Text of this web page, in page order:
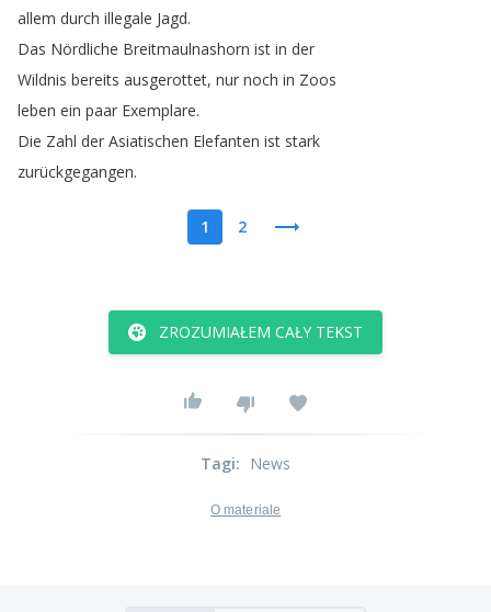
allem durch illegale Jagd.
Das Nördliche Breitmaulnashorn ist in der
Wildnis bereits ausgerottet, nur noch in Zoos
leben ein paar Exemplare.
Die Zahl der Asiatischen Elefanten ist stark
zurückgegangen.
1 2
ZROZUMIAŁEM CAŁY TEKST
Tagi: News
O materiale